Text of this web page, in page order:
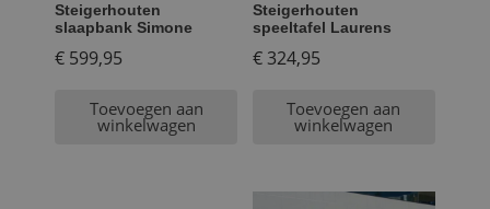
Steigerhouten
slaapbank Simone
€ 599,95
Toevoegen aan
winkelwagen
Steigerhouten
speeltafel Laurens
€324,95
Toevoegen aan
winkelwagen